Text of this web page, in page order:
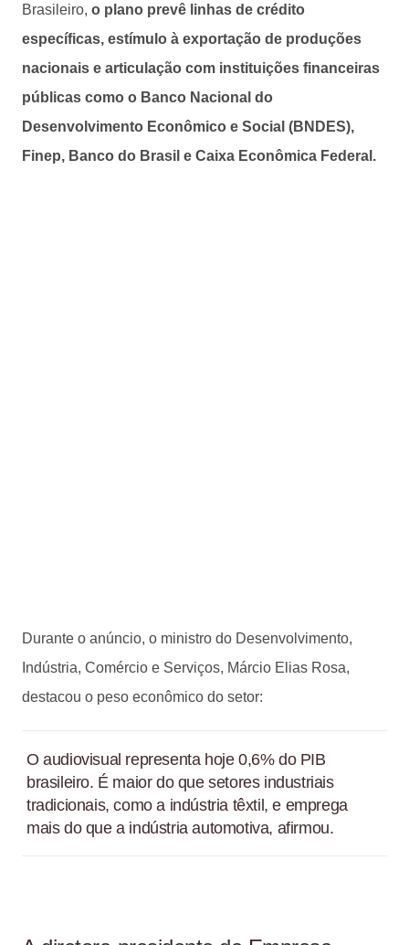
Brasileiro, o plano prevê linhas de crédito
específicas, estímulo à exportação de produções
nacionais e articulação com instituições financeiras
públicas como o Banco Nacional do
Desenvolvimento Econômico e Social (BNDES),
Finep, Banco do Brasil e Caixa Econômica Federal.
Durante o anúncio, o ministro do Desenvolvimento,
Indústria, Comércio e Serviços, Márcio Elias Rosa,
destacou o peso econômico do setor:
O audiovisual representa hoje 0,6% do PIB
brasileiro. É maior do que setores industriais
tradicionais, como a indústria têxtil, e emprega
mais do que a indústria automotiva, afirmou.